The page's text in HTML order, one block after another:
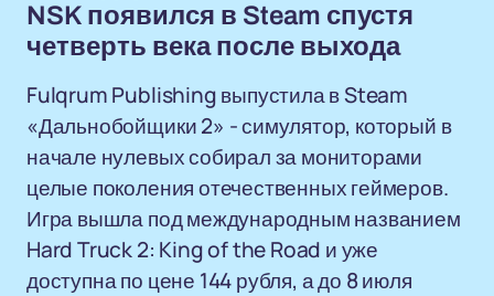
NSK появился в Steam спустя
четверть века после выхода
Fulqrum Publishing выпустила в Steam
«Дальнобойщики 2» - симулятор, который в
начале нулевых собирал за мониторами
целые поколения отечественных геймеров.
Игра вышла под международным названием
Hard Truck 2: King of the Road и уже
доступна по цене 144 рубля, а до 8 июля